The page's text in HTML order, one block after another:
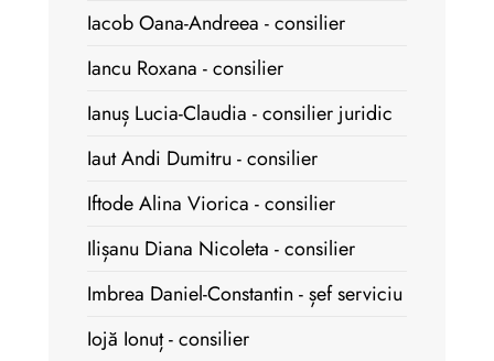
Iacob Oana-Andreea - consilier
Iancu Roxana - consilier
Ianuș Lucia-Claudia - consilier juridic
Iaut Andi Dumitru - consilier
Iftode Alina Viorica - consilier
Ilișanu Diana Nicoleta - consilier
Imbrea Daniel-Constantin - șef serviciu
Iojă Ionuț - consilier